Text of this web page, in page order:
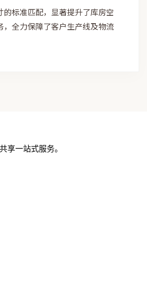
标准匹配，显著提升了库房空
全力保障了客户生产线及物流
享一站式服务。